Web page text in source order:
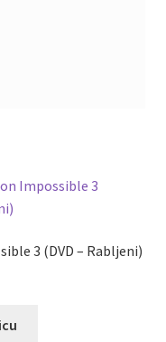
3 (DVD – Rabljeni)